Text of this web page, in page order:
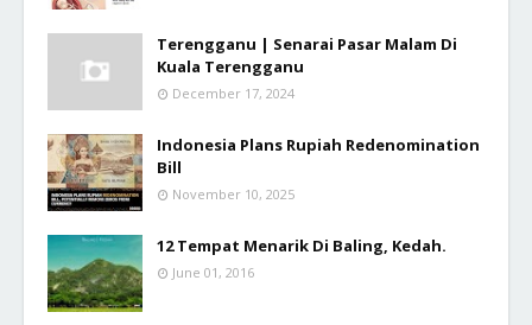
Terengganu | Senarai Pasar Malam Di
Kuala Terengganu
December 17, 2024
Indonesia Plans Rupiah Redenomination
Bill
November 10, 2025
12 Tempat Menarik Di Baling, Kedah.
June 01, 2016